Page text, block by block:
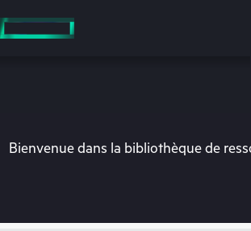
au
contenu
Bienvenue dans la bibliothèque de